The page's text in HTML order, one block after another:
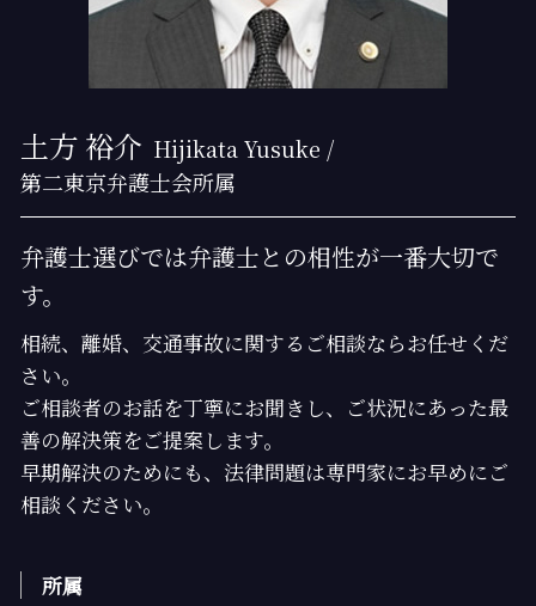
土方 裕介 Hijikata Yusuke /
第二東京弁護士会所属
弁護士選びでは弁護士との相性が一番大切で
す。
相続、離婚、交通事故に関するご相談ならお任せくだ
さい。
ご相談者のお話を丁寧にお聞きし、ご状況にあった最
善の解決策をご提案します。
早期解決のためにも、法律問題は専門家にお早めにご
相談ください。
所属